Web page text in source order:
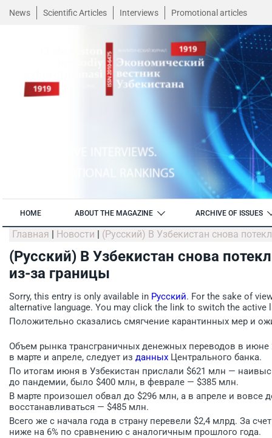
News Scientific Articles Interviews Promotional articles
HOME ABOUT THE MAGAZINE ARCHIVE OF ISSUES
Главная | Новости | (Русский) В Узбекистан снова
(Русский) В Узбекистан снова
из-за границы
Sorry, this entry is only available in Русский. For the sake of
alternative language. You may click the link to switch the active
Положительно сказались смягчение карантинных мер и
Объем рынка трансграничных денежных переводов в июне
в марте и апреле, следует из данных Центрального банка.
По итогам июня в Узбекистан прислали $621 млн —
до пандемии, было $400 млн, в феврале — $385 млн.
В марте произошел обвал до $296 млн, а в апреле и
восстанавливаться — $485 млн.
Всего же с начала года в страну перевели $2,4 млрд. За
ниже на 6% по сравнению с аналогичным прошлого года.